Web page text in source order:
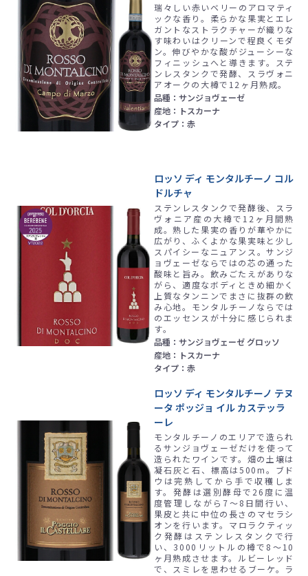
瑞々しい赤いベリーのアロマティ
ックな香り。柔らかな果実とエレ
ガントなストラクチャーが織りな
す味わいはクリーンで程良くモダ
ン。伸びやかな酸がジューシーな
フィニッシュへと導きます。ステ
ンレスタンクで発酵、スラヴォニ
アオークの大樽で12ヶ月熟成。
品種：サンジョヴェーゼ
産地：トスカーナ
タイプ：赤
ロッソ ディ モンタルチーノ コル
ドルチャ
ステンレスタンクで発酵後、スラ
ヴォニア産の大樽で12ヶ月間熟
成。熟した果実の香りが華やかに
広がり、ふくよかな果実味と少し
スパイシーなニュアンス。サンジ
ョヴェーゼならではの芯の通った
酸味と旨み。飲みごたえがありな
がら、適度なボディときめ細かく
上質なタンニンでまさに抜群の飲
み心地。モンタルチーノならでは
のエッセンスが十分に感じられま
す。
品種：サンジョヴェーゼ グロッソ
産地：トスカーナ
タイプ：赤
ロッソ ディ モンタルチーノ テヌ
ータ ポッジョ イル カステッラ
ーレ
モンタルチーノのエリアで造られ
るサンジョヴェーゼだけを使って
造られたワインです。畑の土壌は
凝石灰と石、標高は500m。ブド
ウは完熟してから手で収穫しま
す。発酵は選別酵母で26度に温
度管理しながら7～8日間行い、
果皮と共に中位の長さのマセラシ
オンを行います。マロラクティッ
ク発酵はステンレスタンクで行
い、3000リットルの樽で8～10
ヶ月熟成させます。ルビーレッド
で、スミレを思わせるブーケ。ラ